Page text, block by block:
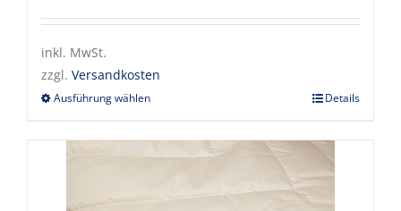
inkl. MwSt.
zzgl. Versandkosten
Ausführung wählen Details